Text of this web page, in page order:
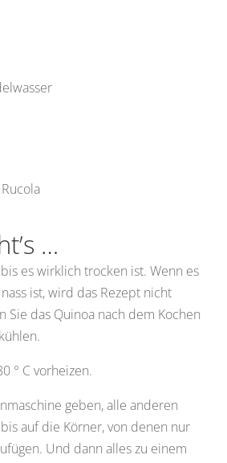
…
es wirklich trocken ist. Wenn es
ist, wird das Rezept nicht
Sie das Quinoa nach dem Kochen
° C vorheizen.
geben, alle anderen
auf die Körner, von denen nur
Und dann alles zu einem